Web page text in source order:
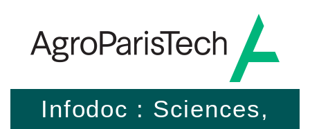
Infodoc : Sciences,